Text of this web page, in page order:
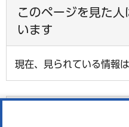
このページを見た
います
現在、見られている情報は